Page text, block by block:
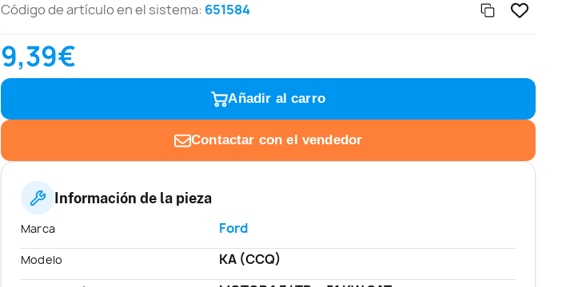
Código de artículo en el sistema: 651584
9,39€
Añadir al carro
Contactar con el vendedor
Información de la pieza
Marca Ford
Modelo KA (CCQ)